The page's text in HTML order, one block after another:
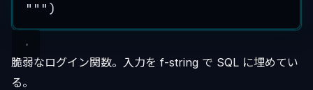
""" )
脆弱なログイン関数。入力を f-string で SQL に埋めてい
る。